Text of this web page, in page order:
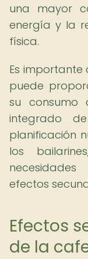
una mayor
energía y la
física.
Es
puede
su consumo
integrado
planificación
los
efectos
Efectos
de la